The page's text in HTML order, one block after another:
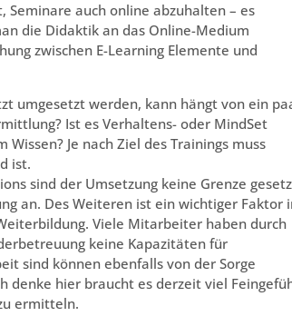
Seminare auch online abzuhalten – es
die Didaktik an das Online-Medium
zwischen E-Learning Elemente und
umgesetzt werden, kann hängt von ein
Ist es Verhaltens- oder MindSet
Je nach Ziel des Trainings muss
ist.
sind der Umsetzung keine Grenze
an. Des Weiteren ist ein wichtiger Faktor
Viele Mitarbeiter haben durch
keine Kapazitäten für
sind können ebenfalls von der Sorge
denke hier braucht es derzeit viel
ermitteln.